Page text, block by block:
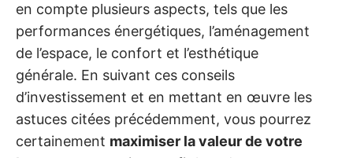
en compte plusieurs aspects, tels que les
performances énergétiques, l’aménagement
de l’espace, le confort et l’esthétique
générale. En suivant ces conseils
d’investissement et en mettant en œuvre les
astuces citées précédemment, vous pourrez
certainement maximiser la valeur de votre